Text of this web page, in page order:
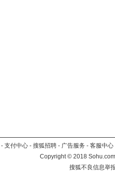
- 支付中心 - 搜狐招聘 - 广告服务 - 客服中心
Copyright©2018
搜狐不良信息举